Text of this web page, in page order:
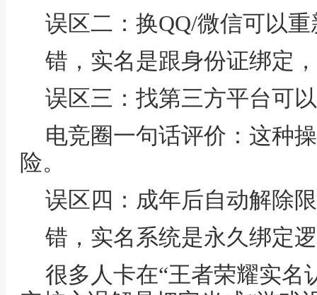
误区二：换QQ/微信可以
错，实名是跟身份证绑定
误区三：找第三方平台可
电竞圈一句话评价：这种
险。
误区四：成年后自动解除
错，实名系统是永久绑定
很多人卡在“王者荣耀实名